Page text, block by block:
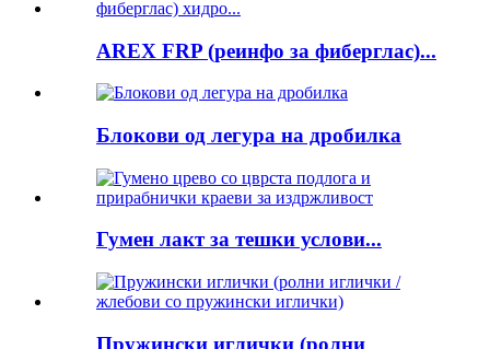
AREX FRP (реинфо за фиберглас)...
Блокови од легура на дробилка
Гумен лакт за тешки услови...
Пружински иглички (ролни